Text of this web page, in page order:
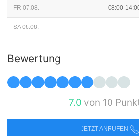
FR 07.08. 08:00-
SA 08.08.
Bewertung
7.0 von 10
JETZT ANRUFEN